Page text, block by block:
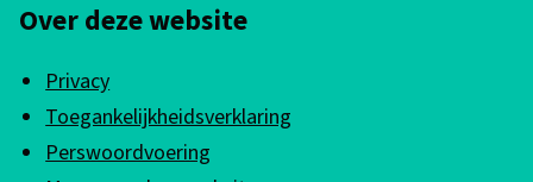
e
Over deze website
Privacy
Toegankelijkheidsverklaring
Perswoordvoering